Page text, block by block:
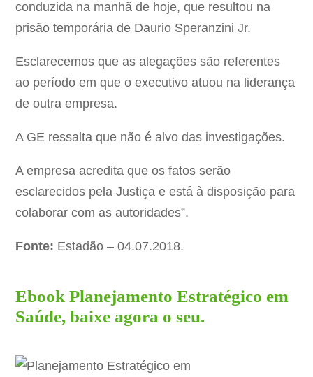
conduzida na manhã de hoje, que resultou na
prisão temporária de Daurio Speranzini Jr.
Esclarecemos que as alegações são referentes
ao período em que o executivo atuou na liderança
de outra empresa.
A GE ressalta que não é alvo das investigações.
A empresa acredita que os fatos serão
esclarecidos pela Justiça e está à disposição para
colaborar com as autoridades”.
Fonte: Estadão – 04.07.2018.
Ebook Planejamento Estratégico em
Saúde, baixe agora o seu.